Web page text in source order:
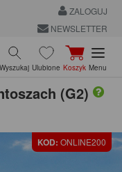
ZALOGUJ
NEWSLETTER
Wyszukaj Ulubione Koszyk Menu
(G2)
KOD: ONLINE200